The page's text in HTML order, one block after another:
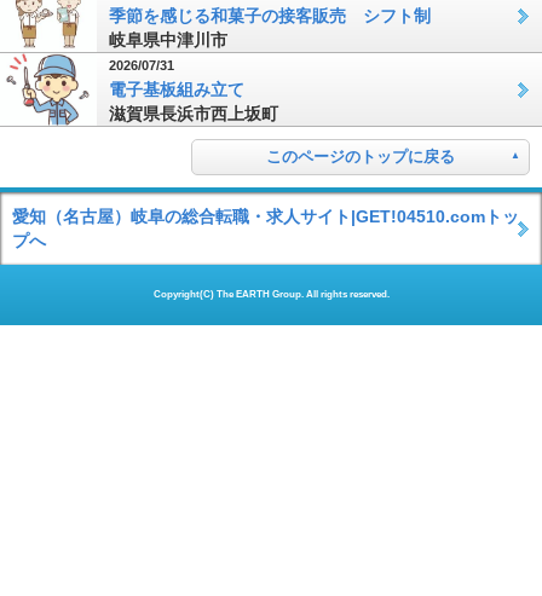
季節を感じる和菓子の接客販売 シフト制
岐阜県中津川市
2026/07/31
電子基板組み立て
滋賀県長浜市西上坂町
このページのトップに戻る
愛知（名古屋）岐阜の総合転職・求人サイト|GET!04510.comトッ
プへ
Copyright(C) The EARTH Group. All rights reserved.